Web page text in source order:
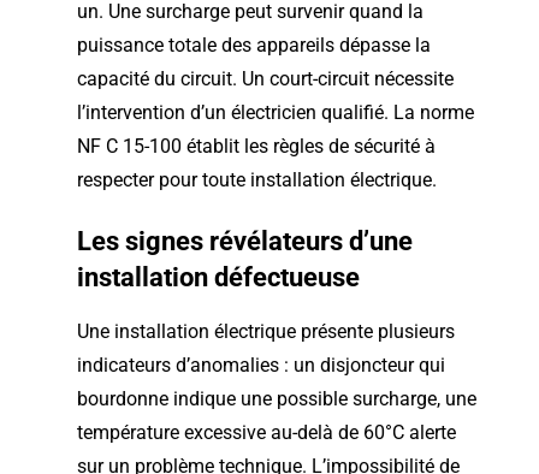
un. Une surcharge peut survenir quand la
puissance totale des appareils dépasse la
capacité du circuit. Un court-circuit nécessite
l’intervention d’un électricien qualifié. La norme
NF C 15-100 établit les règles de sécurité à
respecter pour toute installation électrique.
Les signes révélateurs d’une
installation défectueuse
Une installation électrique présente plusieurs
indicateurs d’anomalies : un disjoncteur qui
bourdonne indique une possible surcharge, une
température excessive au-delà de 60°C alerte
sur un problème technique. L’impossibilité de